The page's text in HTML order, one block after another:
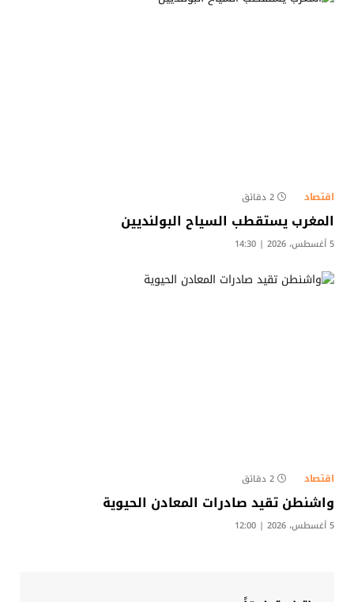
اقتصاد 2 دقائق
المغرب يستقطب السياح البولنديين
5 أغسطس، 2026 | 14:30
اقتصاد 2 دقائق
واشنطن تقيد صادرات المعادن الحيوية
5 أغسطس، 2026 | 12:00